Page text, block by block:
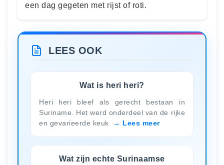
een dag gegeten met rijst of roti.
LEES OOK
Wat is heri heri?
Heri heri bleef als gerecht bestaan in
Suriname. Het werd onderdeel van de rijke
en gevarieerde keuk
Lees meer
Wat zijn echte Surinaamse